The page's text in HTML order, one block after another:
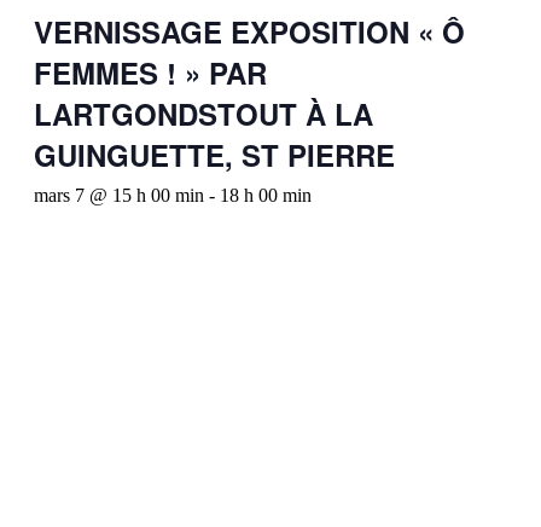
VERNISSAGE EXPOSITION « Ô
FEMMES ! » PAR
LARTGONDSTOUT À LA
GUINGUETTE, ST PIERRE
mars 7 @ 15 h 00 min - 18 h 00 min